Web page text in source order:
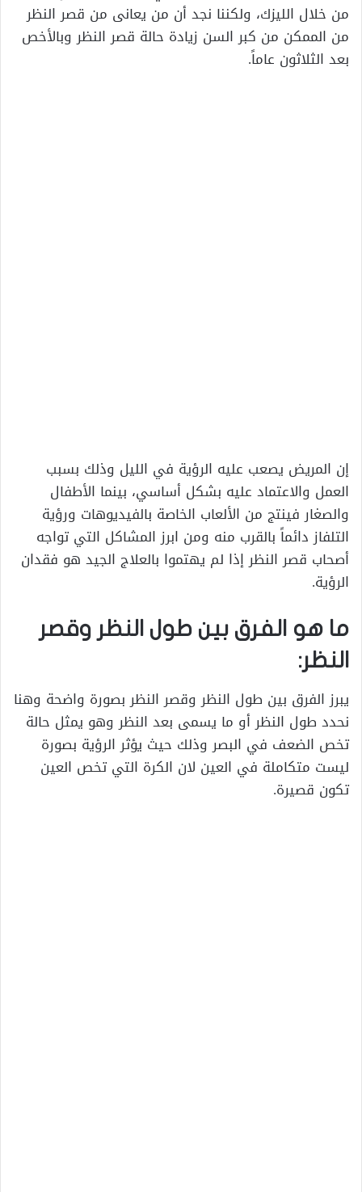
من خلال الليزك، ولكننا نجد أن من يعانى من قصر النظر
من الممكن من كبر السن زيادة حالة قصر النظر وبالأخص
بعد الثلاثون عاماً.
إن المريض يصعب عليه الرؤية في الليل وذلك بسبب
العمل والاعتماد عليه بشكل أساسي، بينما الأطفال
والصغار فينتج من الألعاب الخاصة بالفيديوهات ورؤية
التلفاز دائماً بالقرب منه ومن ابرز المشاكل التي تواجه
أصحاب قصر النظر إذا لم يهتموا بالعلاج الجيد هو فقدان
الرؤية.
ما هو الفرق بين طول النظر وقصر
النظر:
يبرز الفرق بين طول النظر وقصر النظر بصورة واضحة وهنا
نحدد طول النظر أو ما يسمى بعد النظر وهو يمثل حالة
تخص الضعف في البصر وذلك حيث يؤثر الرؤية بصورة
ليست متكاملة في العين لان الكرة التي تخص العين
تكون قصيرة.